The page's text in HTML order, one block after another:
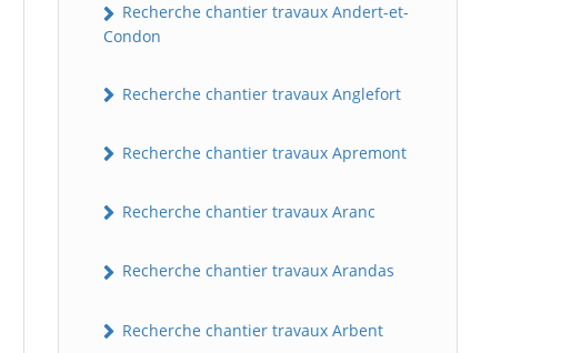
Recherche chantier travaux Andert-et-
Condon
Recherche chantier travaux Anglefort
Recherche chantier travaux Apremont
Recherche chantier travaux Aranc
Recherche chantier travaux Arandas
Recherche chantier travaux Arbent